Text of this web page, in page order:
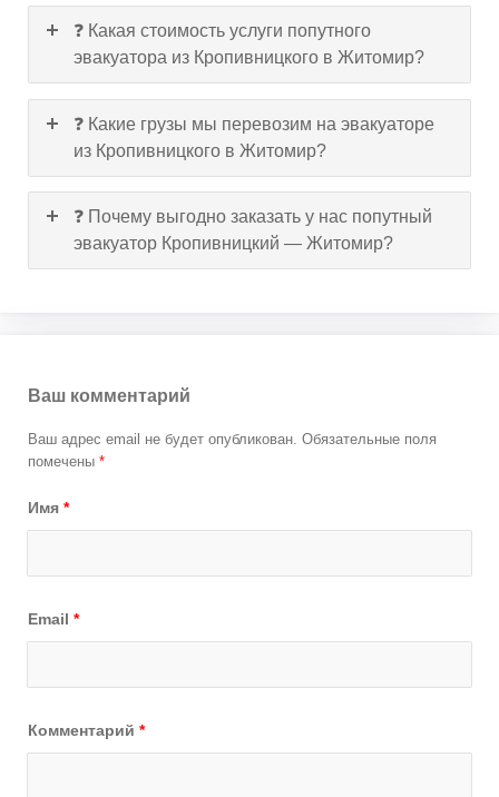
❓ Какая стоимость услуги попутного
эвакуатора из Кропивницкого в Житомир?
❓ Какие грузы мы перевозим на эвакуаторе
из Кропивницкого в Житомир?
❓ Почему выгодно заказать у нас попутный
эвакуатор Кропивницкий — Житомир?
Ваш комментарий
Ваш адрес email не будет опубликован. Обязательные поля
помечены *
Имя *
Email *
Комментарий *